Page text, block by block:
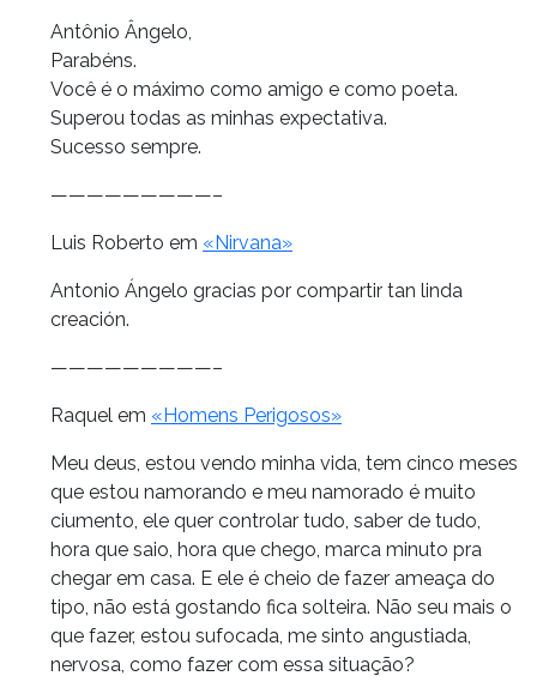
Antônio Ângelo,
Parabéns.
Você é o máximo como amigo e como poeta.
Superou todas as minhas expectativa.
Sucesso sempre.
—————————–
Luis Roberto em «Nirvana»
Antonio Ángelo gracias por compartir tan linda
creación.
—————————–
Raquel em «Homens Perigosos»
Meu deus, estou vendo minha vida, tem cinco meses
que estou namorando e meu namorado é muito
ciumento, ele quer controlar tudo, saber de tudo,
hora que saio, hora que chego, marca minuto pra
chegar em casa. E ele é cheio de fazer ameaça do
tipo, não está gostando fica solteira. Não seu mais o
que fazer, estou sufocada, me sinto angustiada,
nervosa, como fazer com essa situação?